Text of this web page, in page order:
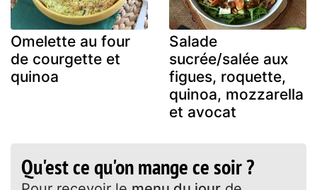
Omelette au four
de courgette et
quinoa
Salade
sucrée/salée aux
figues, roquette,
quinoa, mozzarella
et avocat
Qu'est ce qu'on mange ce soir ?